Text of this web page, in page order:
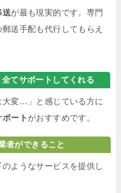
送が最も現実的です。専門
送手配も代行してもらえ
てサポートしてくれる
大変…」と感じている方に
ート がおすすめです。
者ができること
ようなサービスを提供し